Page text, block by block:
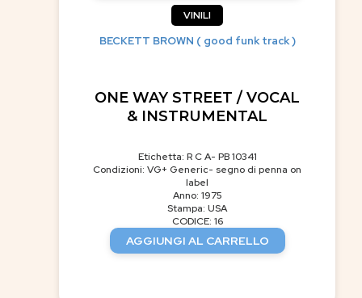
VINILI
BECKETT BROWN ( good funk track )
ONE WAY STREET / VOCAL
& INSTRUMENTAL
Etichetta: R C A- PB 10341
Condizioni: VG+ Generic- segno di penna on
label
Anno: 1975
Stampa: USA
CODICE: 16
AGGIUNGI AL CARRELLO